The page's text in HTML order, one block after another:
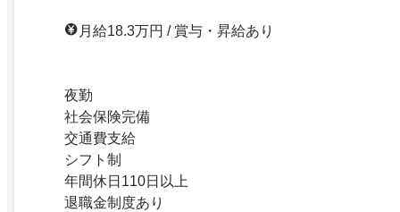
月給18.3万円 / 賞与・昇給あり
夜勤
社会保険完備
交通費支給
シフト制
年間休日110日以上
退職金制度あり